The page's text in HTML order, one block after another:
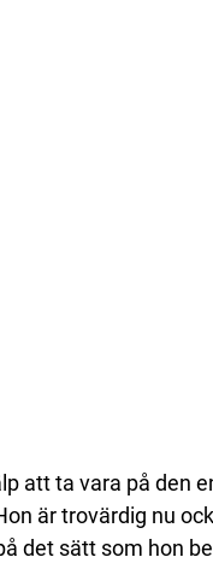
att ta vara på den
är trovärdig nu
det sätt som hon